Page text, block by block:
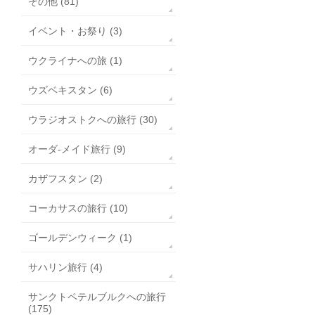
イベント・お祭り (3)
ウクライナへの旅 (1)
ウズベキスタン (6)
ウラジオストクへの旅行 (30)
オーダ-メイド旅行 (9)
カザフスタン (2)
コーカサスの旅行 (10)
ゴールデンウィーク (1)
サハリン旅行 (4)
サンクトペテルブルクへの旅行
(175)